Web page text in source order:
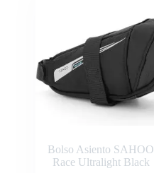
Bolso Asiento SAHOO
Race Ultralight Black